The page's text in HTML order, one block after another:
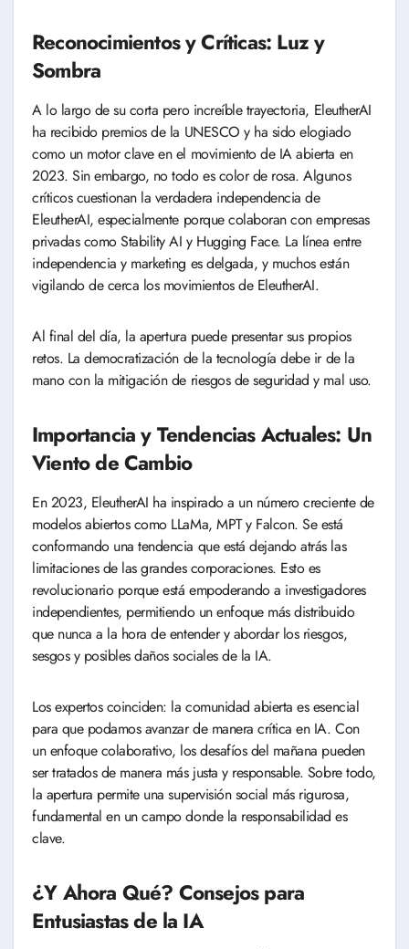
Reconocimientos y Críticas: Luz y
Sombra
A lo largo de su corta pero increíble trayectoria, EleutherAI
ha recibido premios de la UNESCO y ha sido elogiado
como un motor clave en el movimiento de IA abierta en
2023. Sin embargo, no todo es color de rosa. Algunos
críticos cuestionan la verdadera independencia de
EleutherAI, especialmente porque colaboran con empresas
privadas como Stability AI y Hugging Face. La línea entre
independencia y marketing es delgada, y muchos están
vigilando de cerca los movimientos de EleutherAI.
Al final del día, la apertura puede presentar sus propios
retos. La democratización de la tecnología debe ir de la
mano con la mitigación de riesgos de seguridad y mal uso.
Importancia y Tendencias Actuales: Un
Viento de Cambio
En 2023, EleutherAI ha inspirado a un número creciente de
modelos abiertos como LLaMa, MPT y Falcon. Se está
conformando una tendencia que está dejando atrás las
limitaciones de las grandes corporaciones. Esto es
revolucionario porque está empoderando a investigadores
independientes, permitiendo un enfoque más distribuido
que nunca a la hora de entender y abordar los riesgos,
sesgos y posibles daños sociales de la IA.
Los expertos coinciden: la comunidad abierta es esencial
para que podamos avanzar de manera crítica en IA. Con
un enfoque colaborativo, los desafíos del mañana pueden
ser tratados de manera más justa y responsable. Sobre todo,
la apertura permite una supervisión social más rigurosa,
fundamental en un campo donde la responsabilidad es
clave.
¿Y Ahora Qué? Consejos para
Entusiastas de la IA